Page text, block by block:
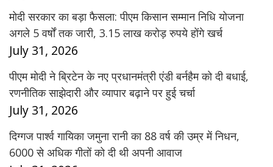
मोदी सरकार का बड़ा फैसला: पीएम किसान सम्मान निधि योजना
अगले 5 वर्षों तक जारी, 3.15 लाख करोड़ रुपये होंगे खर्च
July 31, 2026
पीएम मोदी ने ब्रिटेन के नए प्रधानमंत्री एंडी बर्नहैम को दी बधाई,
रणनीतिक साझेदारी और व्यापार बढ़ाने पर हुई चर्चा
July 31, 2026
दिग्गज पार्श्व गायिका जमुना रानी का 88 वर्ष की उम्र में निधन,
6000 से अधिक गीतों को दी थी अपनी आवाज